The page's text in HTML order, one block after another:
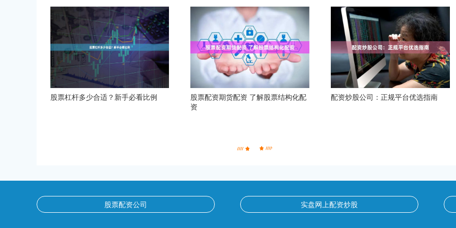
股票杠杆多少合适？新手必看比例
股票配资期货配资 了解股票结构化配
资
配资炒股公司：正规平台优选指南
股票配资公司 实盘网上配资炒股